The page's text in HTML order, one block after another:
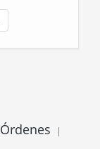
Órdenes |